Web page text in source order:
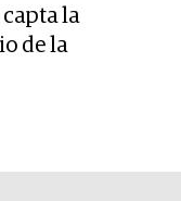
la
de la